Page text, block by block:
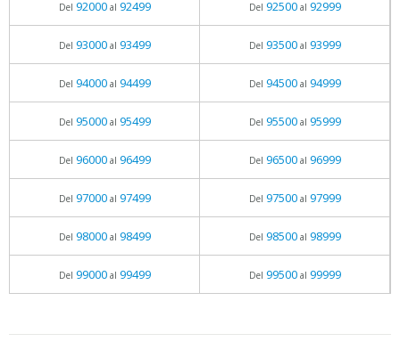
Del 92000al 92499 Del 92500al 92999
Del 93000al 93499 Del 93500al 93999
Del 94000al 94499 Del 94500al 94999
Del 95000al 95499 Del 95500al 95999
Del 96000al 96499 Del 96500al 96999
Del 97000al 97499 Del 97500al 97999
Del 98000al 98499 Del 98500al 98999
Del 99000al 99499 Del 99500al 99999